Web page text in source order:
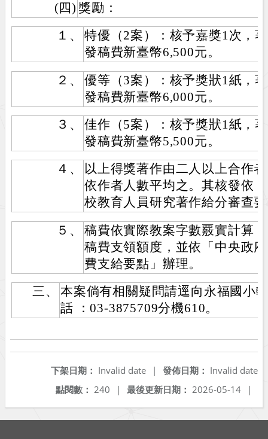
(四) 獎勵：
１、
特優（2案）：核予嘉獎1次，
發稿費新臺幣6,500元。
２、
優等（3案）：核予獎狀1紙，
發稿費新臺幣6,000元。
３、
佳作（5案）：核予獎狀1紙，
發稿費新臺幣5,500元。
４、
以上得獎著作由二人以上合作
依作者人數平均之。其核發依
校教育人員研究著作給分審查
５、
稿費依實際教案字數覈實計算
稿費支領額度，並依「中央政
費支給要點」辦理。
三、
本案倘有相關疑問請逕向永福國小
話 ：03-3875709分機610。
發佈日期： Invalid date
下架日期： Invalid date
|
最後更新日期： 2026-05-14 |
點閱數： 240 |